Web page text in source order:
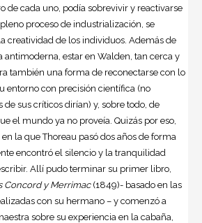
de cada uno, podía sobrevivir y reactivarse
proceso de industrialización, se
creatividad de los individuos. Además de
estar en Walden, tan cerca y
también una forma de reconectarse con lo
entorno con precisión científica (no
sus críticos dirían) y, sobre todo, de
el mundo ya no proveía. Quizás por eso,
la que Thoreau pasó dos años de forma
encontró el silencio y la tranquilidad
Allí pudo terminar su primer libro,
Concord y Merrimac(1849)- basado en las
con su hermano – y comenzó a
sobre su experiencia en la cabaña,